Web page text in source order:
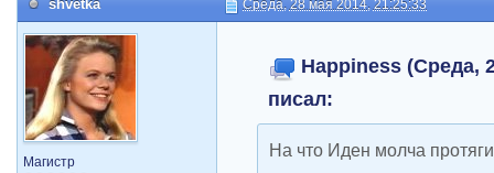
shvetka Среда, 28 мая 2014, 21:25:33
Магистр
Happiness (Среда,
писал:
На что Иден молча